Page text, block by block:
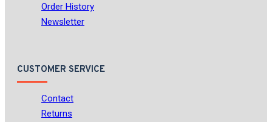
Order History
Newsletter
CUSTOMER SERVICE
Contact
Returns